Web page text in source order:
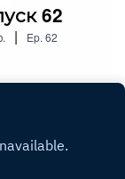
62
| Ep. 62